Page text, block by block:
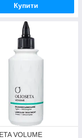
Купити
VOLUME